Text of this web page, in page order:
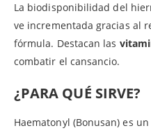
La biodisponibilidad del
ve incrementada gracias al
fórmula. Destacan las
combatir el cansancio.
¿PARA QUÉ SIRVE?
Haematonyl (Bonusan) es